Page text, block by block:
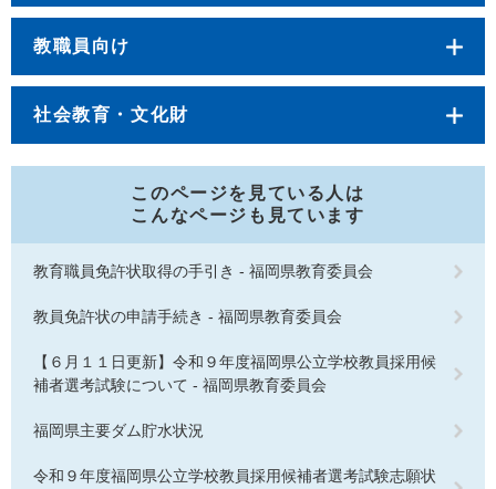
教職員向け
社会教育・文化財
このページを見ている人は
こんなページも見ています
教育職員免許状取得の手引き - 福岡県教育委員会
教員免許状の申請手続き - 福岡県教育委員会
【６月１１日更新】令和９年度福岡県公立学校教員採用候
補者選考試験について - 福岡県教育委員会
福岡県主要ダム貯水状況
令和９年度福岡県公立学校教員採用候補者選考試験志願状